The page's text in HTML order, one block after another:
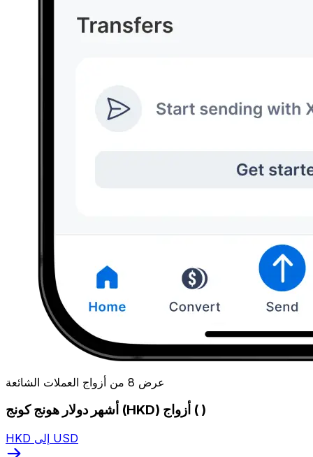
عرض 8 من أزواج العملات الشائعة
أشهر دولار هونج كونج (HKD) أزواج ( )
HKD إلى USD